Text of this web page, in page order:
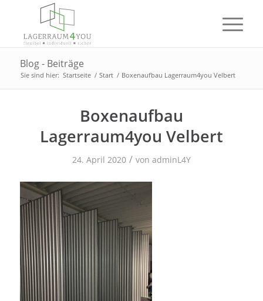
Blog - Beiträge
Sie sind hier: Startseite / Start / Boxenaufbau Lagerraum4you Velbert
Boxenaufbau
Lagerraum4you Velbert
24. April 2020 / von adminL4Y